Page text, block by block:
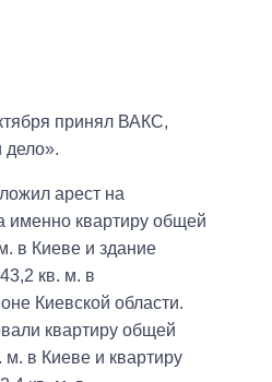
принял ВАКС,
дело».
арест на
именно квартиру общей
в Киеве и здание
кв. м. в
Киевской области.
квартиру общей
в Киеве и квартиру